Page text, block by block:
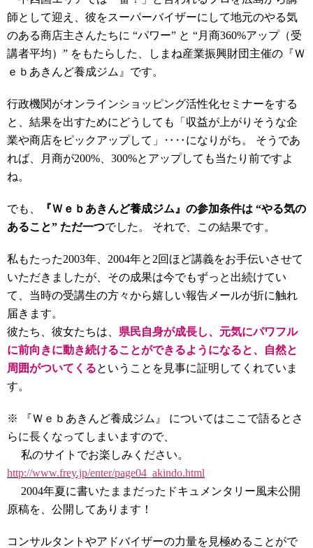
師として迎え、彼をスーパーバイザーにして地元のやる気
のある商店主さんたちに “パワー” と “月商360%アップ（受
講者平均）” をもたらした、しまね産業振興財団主催の『Ｗ
ｅｂあきんど養成ジム』です。
行政機関がオンラインショッピング活性化セミナーをする
と、結果を出すためにどうしても「収益が上がりそうな企
業や商店をピックアップして」‥‥になりがち。 そうであ
れば、月商が200%、300%とアップしても当たり前ですよ
ね。
でも、
『Ｗｅｂあきんど養成ジム』の参加条件は “やる気の
あること” ただ一つでした。 それで、この結果です。
私もたった2003年、2004年と2回ほど講義をお手伝いさせて
いただきましたが、その成果は今でもずっと出続けてい
て、当時の受講生の方々から嬉しい報告メールが折に触れ
届きます。
彼たち、彼女たちは、 県民自身が成長し、元気にパワフル
に前向きに動き続けることができるようになると、自然と
周囲がついてくるということを見事に証明してくれていま
す。
※ 『Ｗｅｂあきんど養成ジム』 についてはここで語るとさ
らに長くなってしまいますので、
私のサイトでお楽しみください。
http://www.frey.jp/enter/page04_akindo.html
2004年夏に書いたままだったドキュメンタリー風未公開
原稿を、公開してあります！
コンサルタントやアドバイザーの力量を見極めることがで